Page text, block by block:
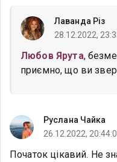
Лаванда Різ
28.12.2022,
Любов Ярута,
приємно, що ви
Руслана Чайка
26.12.2022,
Початок цікавий. Не